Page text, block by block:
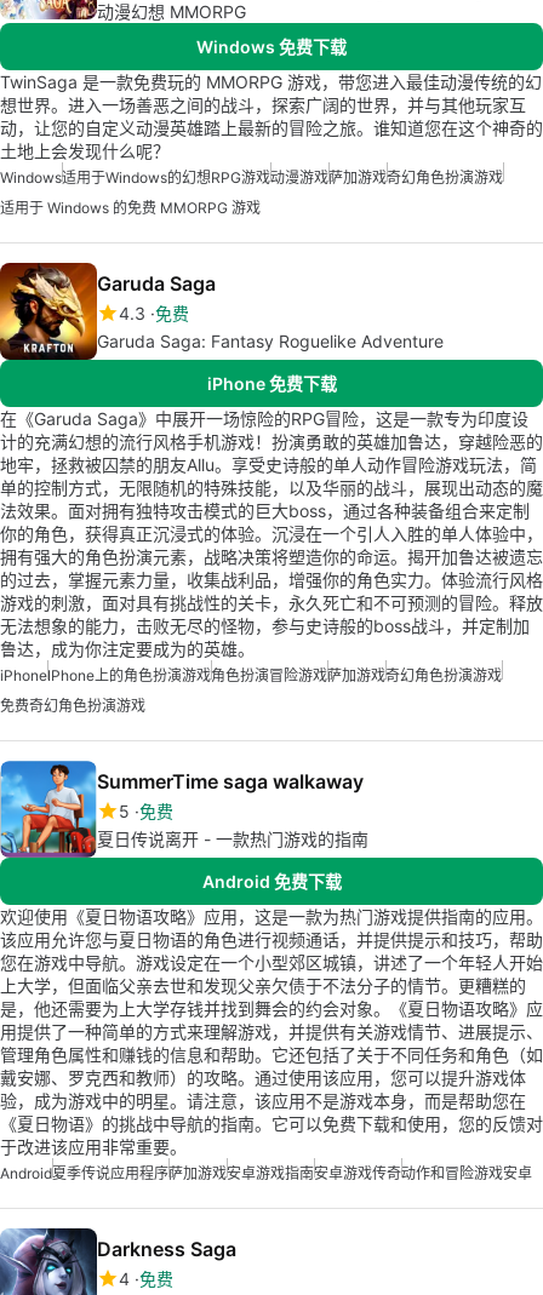
动漫幻想 MMORPG
Windows 免费下载
TwinSaga 是一款免费玩的 MMORPG 游戏，带您进入最佳动漫传统的幻
想世界。进入一场善恶之间的战斗，探索广阔的世界，并与其他玩家互
动，让您的自定义动漫英雄踏上最新的冒险之旅。谁知道您在这个神奇的
土地上会发现什么呢？
Windows适用于Windows的幻想RPG游戏动漫游戏萨加游戏奇幻角色扮演游戏
适用于 Windows 的免费 MMORPG 游戏
Garuda Saga
4.3 免费
Garuda Saga: Fantasy Roguelike Adventure
iPhone 免费下载
在《Garuda Saga》中展开一场惊险的RPG冒险，这是一款专为印度设
计的充满幻想的流行风格手机游戏！扮演勇敢的英雄加鲁达，穿越险恶的
地牢，拯救被囚禁的朋友Allu。享受史诗般的单人动作冒险游戏玩法，简
单的控制方式，无限随机的特殊技能，以及华丽的战斗，展现出动态的魔
法效果。面对拥有独特攻击模式的巨大boss，通过各种装备组合来定制
你的角色，获得真正沉浸式的体验。沉浸在一个引人入胜的单人体验中，
拥有强大的角色扮演元素，战略决策将塑造你的命运。揭开加鲁达被遗忘
的过去，掌握元素力量，收集战利品，增强你的角色实力。体验流行风格
游戏的刺激，面对具有挑战性的关卡，永久死亡和不可预测的冒险。释放
无法想象的能力，击败无尽的怪物，参与史诗般的boss战斗，并定制加
鲁达，成为你注定要成为的英雄。
iPhoneIPhone上的角色扮演游戏角色扮演冒险游戏萨加游戏奇幻角色扮演游戏
免费奇幻角色扮演游戏
SummerTime saga walkaway
5 免费
夏日传说离开 - 一款热门游戏的指南
Android 免费下载
欢迎使用《夏日物语攻略》应用，这是一款为热门游戏提供指南的应用。
该应用允许您与夏日物语的角色进行视频通话，并提供提示和技巧，帮助
您在游戏中导航。游戏设定在一个小型郊区城镇，讲述了一个年轻人开始
上大学，但面临父亲去世和发现父亲欠债于不法分子的情节。更糟糕的
是，他还需要为上大学存钱并找到舞会的约会对象。《夏日物语攻略》应
用提供了一种简单的方式来理解游戏，并提供有关游戏情节、进展提示、
管理角色属性和赚钱的信息和帮助。它还包括了关于不同任务和角色（如
戴安娜、罗克西和教师）的攻略。通过使用该应用，您可以提升游戏体
验，成为游戏中的明星。请注意，该应用不是游戏本身，而是帮助您在
《夏日物语》的挑战中导航的指南。它可以免费下载和使用，您的反馈对
于改进该应用非常重要。
Android夏季传说应用程序萨加游戏安卓游戏指南安卓游戏传奇动作和冒险游戏安卓
Darkness Saga
4 免费